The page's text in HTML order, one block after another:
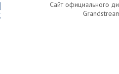
Сайт официального